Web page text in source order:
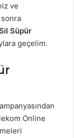
ve
Süpür
geçelim.
Online